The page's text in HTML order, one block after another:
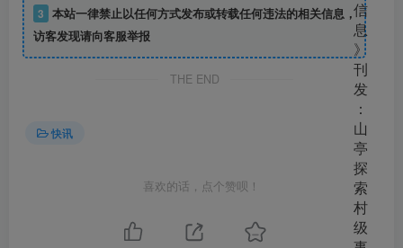
3 本站一律禁止以任何方式发布或转载任何违法的相关信息，
访客发现请向客服举报
THE END
快讯
喜欢的话，点个赞呗！